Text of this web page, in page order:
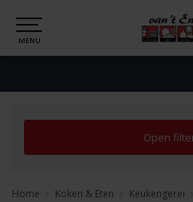
MENU
Open
Home Koken & Eten Keukengerei